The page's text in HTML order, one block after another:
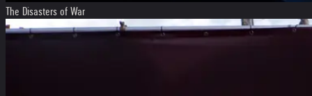
The Disasters of War